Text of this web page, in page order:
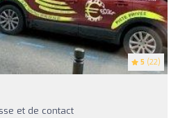
5 (22)
et de contact